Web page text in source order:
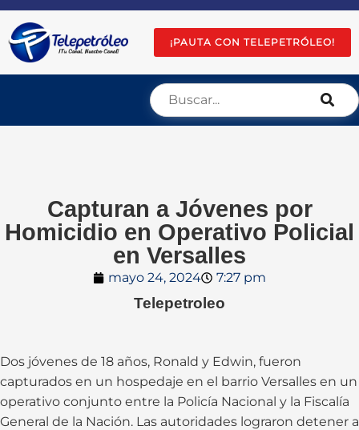
¡PAUTA CON TELEPETRÓLEO!
Capturan a Jóvenes por
Homicidio en Operativo Policial
en Versalles
mayo 24, 2024 7:27 pm
Telepetroleo
Dos jóvenes de 18 años, Ronald y Edwin, fueron
capturados en un hospedaje en el barrio Versalles en un
operativo conjunto entre la Policía Nacional y la Fiscalía
General de la Nación. Las autoridades lograron detener a